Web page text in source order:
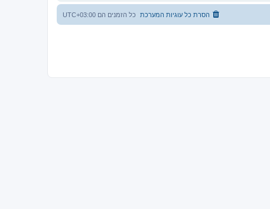
כל הזמנים הם UTC+03:00 הסרת כל עוגיות המערכת